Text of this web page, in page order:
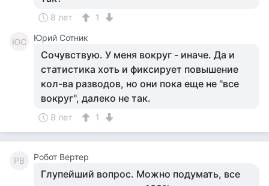
8 лет 1
ЮС Юрий Сотник
Сочувствую. У меня вокруг - иначе. Да и
статистика хоть и фиксирует повышение
кол-ва разводов, но они пока еще не "все
вокруг", далеко не так.
8 лет 1
РВ Робот Вертер
Глупейший вопрос. Можно подумать, все